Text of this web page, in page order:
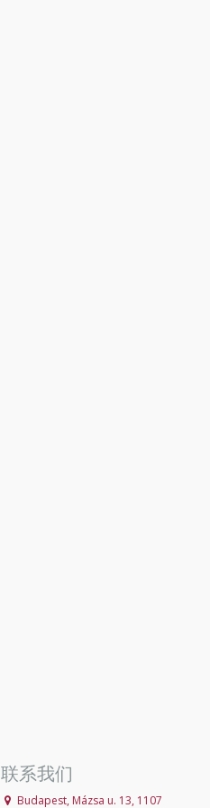
联系我们
Budapest, Mázsa u. 13, 1107